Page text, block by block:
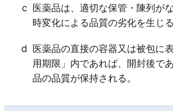
c 医薬品は、適切な保管・陳列が
時変化による品質の劣化を生じ
d 医薬品の直接の容器又は被包に
用期限」内であれば、開封後で
品の品質が保持される。